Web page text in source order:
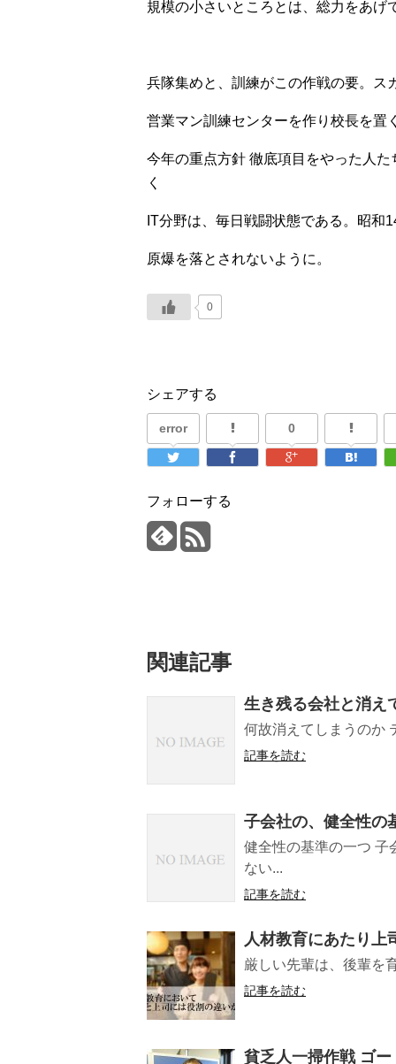
規模の小さいところとは、総力をあげ
兵隊集めと、訓練がこの作戦の要。ス
営業マン訓練センターを作り校長を置
今年の重点方針 徹底項目をやった人
く
IT分野は、毎日戦闘状態である。昭和
原爆を落とされないように。
0
シェアする
error 0
フォローする
関連記事
生き残る会社と消え
何故消えてしまうのか
記事を読む
子会社の、健全性の
健全性の基準の一つ 子
ない...
記事を読む
人材教育にあたり上
厳しい先輩は、後輩を
記事を読む
貧乏人一掃作戦 ゴー